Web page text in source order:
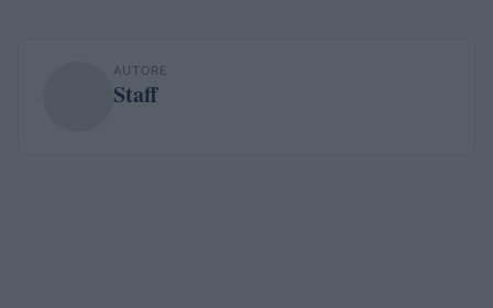
AUTORE
Staff